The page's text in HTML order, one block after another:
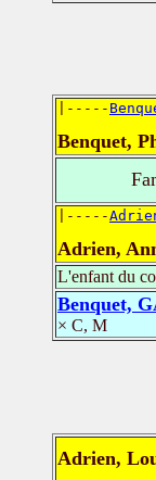
|-----
Benquet,
|-----
Adrien,
L'enfant du
Benquet,
× C, M
Adrien,